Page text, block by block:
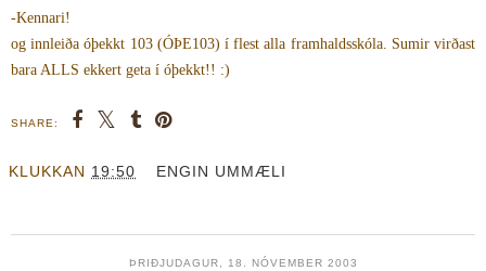
-Kennari!
og innleiða óþekkt 103 (ÓÞE103) í flest alla framhaldsskóla. Sumir virðast
bara ALLS ekkert geta í óþekkt!! :)
SHARE:
KLUKKAN 19:50 ENGIN UMMÆLI
ÞRIÐJUDAGUR, 18. NÓVEMBER 2003